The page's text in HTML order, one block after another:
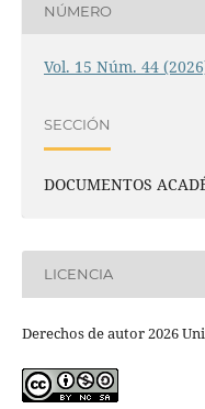
NÚMERO
Vol. 15 Núm. 44
SECCIÓN
DOCUMENTOS
LICENCIA
Derechos de autor 2026